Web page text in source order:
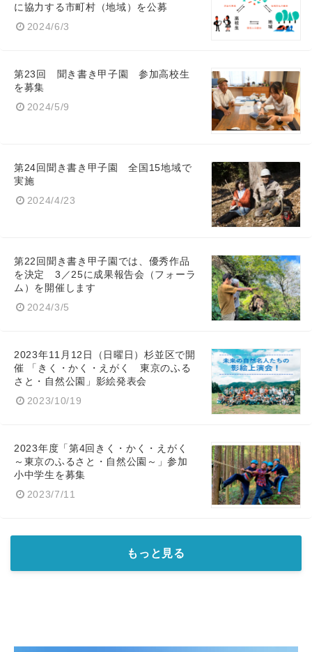
に協力する市町村（地域）を公募
2024/6/3
第23回 聞き書き甲子園 参加高校生
を募集
2024/5/9
第24回聞き書き甲子園 全国15地域で
実施
2024/4/23
第22回聞き書き甲子園では、優秀作品
を決定 3／25に成果報告会（フォーラ
ム）を開催します
2024/3/5
2023年11月12日（日曜日）杉並区で開
催 「きく・かく・えがく 東京のふる
さと・自然公園」影絵発表会
2023/10/19
2023年度「第4回きく・かく・えがく
～東京のふるさと・自然公園～」参加
小中学生を募集
2023/7/11
もっと見る